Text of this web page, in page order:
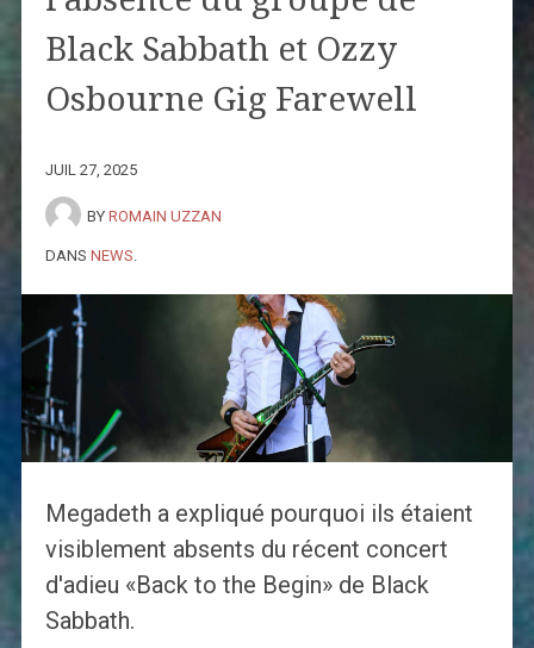
Black Sabbath et Ozzy
Osbourne Gig Farewell
JUIL 27, 2025
BY ROMAIN UZZAN
DANS NEWS
Megadeth a expliqué pourquoi ils étaient
visiblement absents du récent concert
d'adieu «Back to the Begin» de Black
Sabbath.